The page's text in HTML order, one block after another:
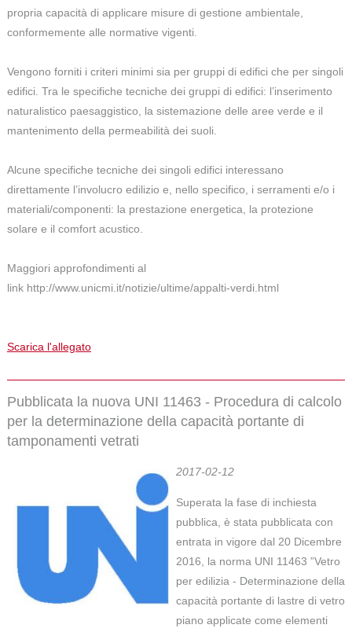
propria capacità di applicare misure di gestione ambientale,
conformemente alle normative vigenti.
Vengono forniti i criteri minimi sia per gruppi di edifici che per singoli
edifici. Tra le specifiche tecniche dei gruppi di edifici: l’inserimento
naturalistico paesaggistico, la sistemazione delle aree verde e il
mantenimento della permeabilità dei suoli.
Alcune specifiche tecniche dei singoli edifici interessano
direttamente l’involucro edilizio e, nello specifico, i serramenti e/o i
materiali/componenti: la prestazione energetica, la protezione
solare e il comfort acustico.
Maggiori approfondimenti al
link http://www.unicmi.it/notizie/ultime/appalti-verdi.html
Scarica l'allegato
Pubblicata la nuova UNI 11463 - Procedura di calcolo
per la determinazione della capacità portante di
tamponamenti vetrati
2017-02-12
Superata la fase di inchiesta
pubblica, è stata pubblicata con
entrata in vigore dal 20 Dicembre
2016, la norma UNI 11463 ”Vetro
per edilizia - Determinazione della
capacità portante di lastre di vetro
piano applicate come elementi